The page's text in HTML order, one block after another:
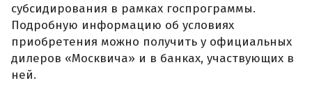
субсидирования в рамках госпрограммы.
Подробную информацию об условиях
приобретения можно получить у официальных
дилеров «Москвича» и в банках, участвующих в
ней.